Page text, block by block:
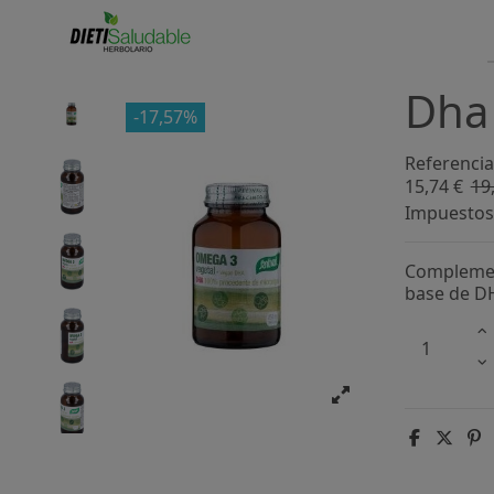
-17,57%
Referencia
15,74 €
base de